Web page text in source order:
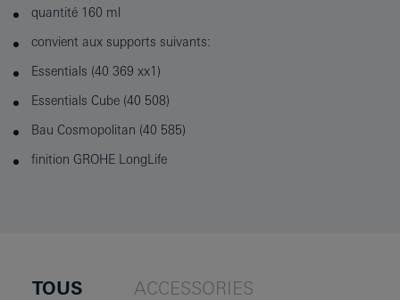
quantité 160 ml
convient aux supports suivants:
Essentials (40 369 xx1)
Essentials Cube (40 508)
Bau Cosmopolitan (40 585)
finition GROHE LongLife
TOUS ACCESSORIES